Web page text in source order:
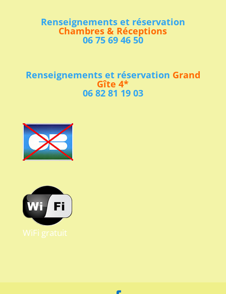
Renseignements et réservation
Chambres & Réceptions
06 75 69 46 50
Renseignements et réservation Grand
Gîte 4*
06 82 81 19 03
WiFi gratuit